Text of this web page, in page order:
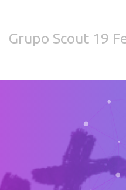
Grupo Scout 19